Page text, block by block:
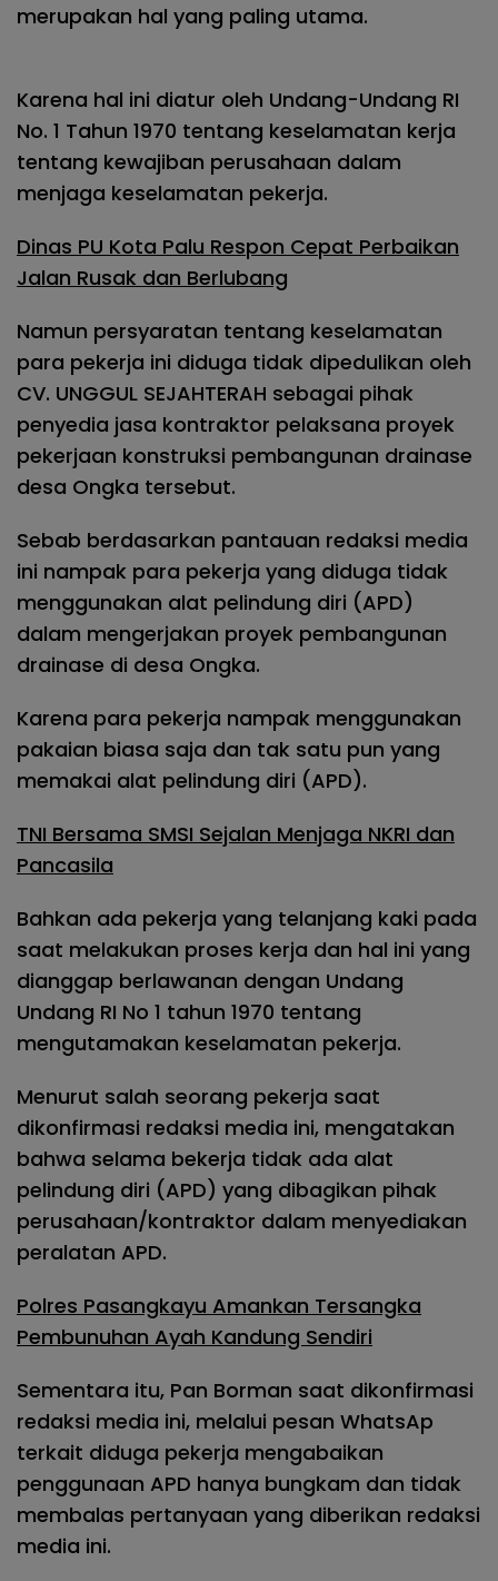
merupakan hal yang paling utama.
Karena hal ini diatur oleh Undang-Undang RI
No. 1 Tahun 1970 tentang keselamatan kerja
tentang kewajiban perusahaan dalam
menjaga keselamatan pekerja.
Dinas PU Kota Palu Respon Cepat Perbaikan
Jalan Rusak dan Berlubang
Namun persyaratan tentang keselamatan
para pekerja ini diduga tidak dipedulikan oleh
CV. UNGGUL SEJAHTERAH sebagai pihak
penyedia jasa kontraktor pelaksana proyek
pekerjaan konstruksi pembangunan drainase
desa Ongka tersebut.
Sebab berdasarkan pantauan redaksi media
ini nampak para pekerja yang diduga tidak
menggunakan alat pelindung diri (APD)
dalam mengerjakan proyek pembangunan
drainase di desa Ongka.
Karena para pekerja nampak menggunakan
pakaian biasa saja dan tak satu pun yang
memakai alat pelindung diri (APD).
TNI Bersama SMSI Sejalan Menjaga NKRI dan
Pancasila
Bahkan ada pekerja yang telanjang kaki pada
saat melakukan proses kerja dan hal ini yang
dianggap berlawanan dengan Undang
Undang RI No 1 tahun 1970 tentang
mengutamakan keselamatan pekerja.
Menurut salah seorang pekerja saat
dikonfirmasi redaksi media ini, mengatakan
bahwa selama bekerja tidak ada alat
pelindung diri (APD) yang dibagikan pihak
perusahaan/kontraktor dalam menyediakan
peralatan APD.
Polres Pasangkayu Amankan Tersangka
Pembunuhan Ayah Kandung Sendiri
Sementara itu, Pan Borman saat dikonfirmasi
redaksi media ini, melalui pesan WhatsAp
terkait diduga pekerja mengabaikan
penggunaan APD hanya bungkam dan tidak
membalas pertanyaan yang diberikan redaksi
media ini.